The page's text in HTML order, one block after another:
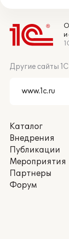
и
Другие сайты 1С
Каталог
Внедрения
Публикации
Мероприятия
Партнеры
Форум